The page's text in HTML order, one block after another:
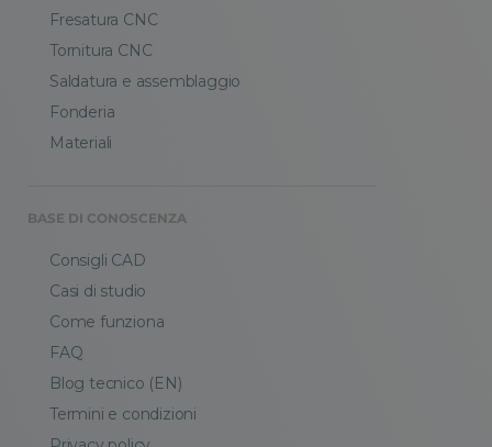
Fresatura CNC
Tornitura CNC
Saldatura e assemblaggio
Fonderia
Materiali
BASE DI CONOSCENZA
Consigli CAD
Casi di studio
Come funziona
FAQ
Blog tecnico (EN)
Termini e condizioni